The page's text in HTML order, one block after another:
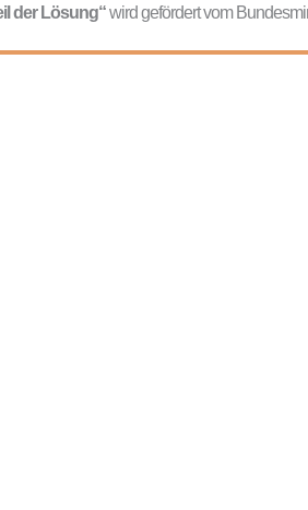
der Lösung“wird gefördert vom